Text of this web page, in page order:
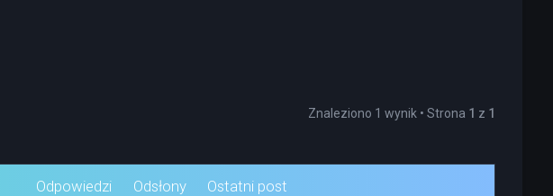
Znaleziono 1 wynik • Strona 1 z 1
Odpowiedzi Odsłony Ostatni post